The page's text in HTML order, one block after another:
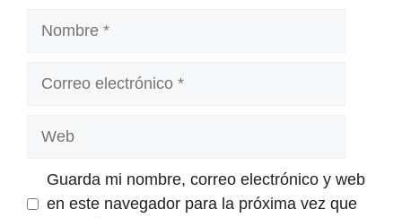
Nombre
Guarda mi nombre, correo electrónico y web
en este navegador para la próxima vez que